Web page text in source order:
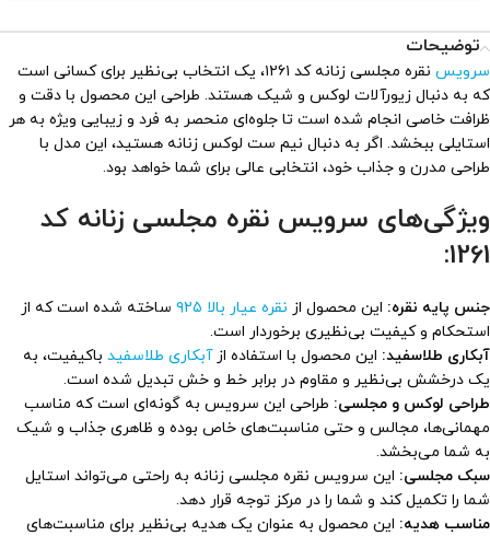
توضیحات
سرویس
نقره مجلسی زنانه کد ۱۲۶۱، یک انتخاب بی‌نظیر برای کسانی است
که به دنبال زیورآلات لوکس و شیک هستند. طراحی این محصول با دقت و
ظرافت خاصی انجام شده است تا جلوه‌ای منحصر به فرد و زیبایی ویژه به هر
استایلی ببخشد. اگر به دنبال نیم ست لوکس زنانه هستید، این مدل با
طراحی مدرن و جذاب خود، انتخابی عالی برای شما خواهد بود.
ویژگی‌های سرویس نقره مجلسی زنانه کد
1261:
جنس پایه نقره: این محصول از نقره عیار بالا ۹۲۵
ساخته شده است که از
استحکام و کیفیت بی‌نظیری برخوردار است.
آبکاری طلاسفید: این محصول با استفاده ازآبکاری طلاسفید باکیفیت، به
یک درخشش بی‌نظیر و مقاوم در برابر خط و خش تبدیل شده است.
طراحی لوکس و مجلسی: طراحی این سرویس به گونه‌ای است که مناسب
مهمانی‌ها، مجالس و حتی مناسبت‌های خاص بوده و ظاهری جذاب و شیک
به شما می‌بخشد.
سبک مجلسی: این سرویس نقره مجلسی زنانه به راحتی می‌تواند استایل
شما را تکمیل کند و شما را در مرکز توجه قرار دهد.
مناسب هدیه: این محصول به عنوان یک هدیه بی‌نظیر برای مناسبت‌های